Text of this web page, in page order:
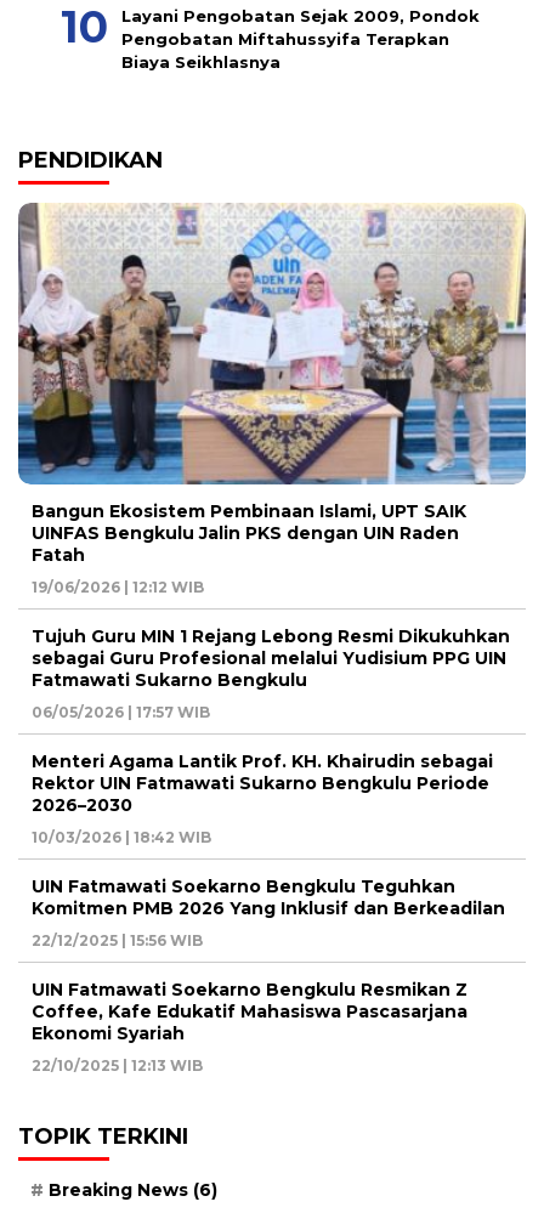
Layani Pengobatan Sejak 2009, Pondok
Pengobatan Miftahussyifa Terapkan
Biaya Seikhlasnya
PENDIDIKAN
Bangun Ekosistem Pembinaan Islami, UPT SAIK
UINFAS Bengkulu Jalin PKS dengan UIN Raden
Fatah
19/06/2026 | 12:12 WIB
Tujuh Guru MIN 1 Rejang Lebong Resmi Dikukuhkan
sebagai Guru Profesional melalui Yudisium PPG UIN
Fatmawati Sukarno Bengkulu
06/05/2026 | 17:57 WIB
Menteri Agama Lantik Prof. KH. Khairudin sebagai
Rektor UIN Fatmawati Sukarno Bengkulu Periode
2026–2030
10/03/2026 | 18:42 WIB
UIN Fatmawati Soekarno Bengkulu Teguhkan
Komitmen PMB 2026 Yang Inklusif dan Berkeadilan
22/12/2025 | 15:56 WIB
UIN Fatmawati Soekarno Bengkulu Resmikan Z
Coffee, Kafe Edukatif Mahasiswa Pascasarjana
Ekonomi Syariah
22/10/2025 | 12:13 WIB
TOPIK TERKINI
Breaking News (6)